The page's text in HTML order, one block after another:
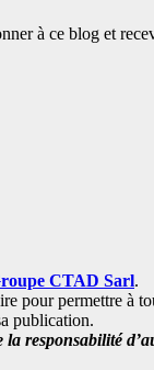
à ce blog et
CTAD Sarl.
pour permettre à
publication.
responsabilité